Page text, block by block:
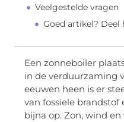
Veelgestelde vragen
Goed artikel? Deel
Een zonneboiler
in de verduurzaming
eeuwen heen is er
van fossiele brandstof
bijna op. Zon, wind